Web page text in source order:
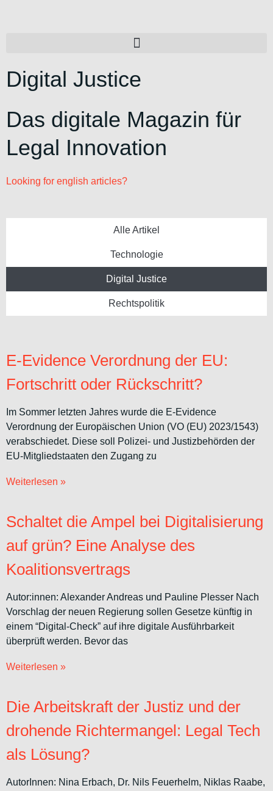
Digital Justice
Das digitale Magazin für
Legal Innovation
Looking for english articles?
Alle Artikel
Technologie
Digital Justice
Rechtspolitik
E-Evidence Verordnung der EU:
Fortschritt oder Rückschritt?
Im Sommer letzten Jahres wurde die E-Evidence
Verordnung der Europäischen Union (VO (EU) 2023/1543)
verabschiedet. Diese soll Polizei- und Justizbehörden der
EU-Mitgliedstaaten den Zugang zu
Weiterlesen »
Schaltet die Ampel bei Digitalisierung
auf grün? Eine Analyse des
Koalitionsvertrags
Autor:innen: Alexander Andreas und Pauline Plesser Nach
Vorschlag der neuen Regierung sollen Gesetze künftig in
einem “Digital-Check” auf ihre digitale Ausführbarkeit
überprüft werden. Bevor das
Weiterlesen »
Die Arbeitskraft der Justiz und der
drohende Richtermangel: Legal Tech
als Lösung?
AutorInnen: Nina Erbach, Dr. Nils Feuerhelm, Niklas Raabe,